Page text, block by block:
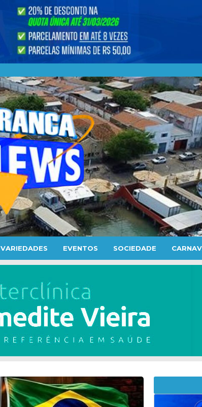
VARIEDADES EVENTOS SOCIEDADE